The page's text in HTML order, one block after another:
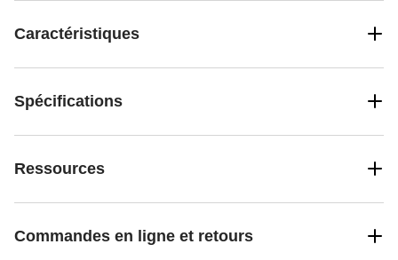
Caractéristiques
Spécifications
Ressources
Commandes en ligne et retours